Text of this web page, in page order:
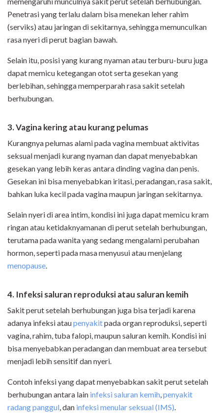
Penetrasi yang terlalu dalam bisa menekan leher rahim
(serviks) atau jaringan di sekitarnya, sehingga memunculkan
rasa nyeri di perut bagian bawah.
Selain itu, posisi yang kurang nyaman atau terburu-buru juga
dapat memicu ketegangan otot serta gesekan yang
berlebihan, sehingga memperparah rasa sakit setelah
berhubungan.
3. Vagina kering atau kurang pelumas
Kurangnya pelumas alami pada vagina membuat aktivitas
seksual menjadi kurang nyaman dan dapat menyebabkan
gesekan yang lebih keras antara dinding vagina dan penis.
Gesekan ini bisa menyebabkan iritasi, peradangan, rasa sakit,
bahkan luka kecil pada vagina maupun jaringan sekitarnya.
Selain nyeri di area intim, kondisi ini juga dapat memicu kram
ringan atau ketidaknyamanan di perut setelah berhubungan,
terutama pada wanita yang sedang mengalami perubahan
hormon, seperti pada masa menyusui atau menjelang
menopause.
4. Infeksi saluran reproduksi atau saluran kemih
Sakit perut setelah berhubungan juga bisa terjadi karena
adanya infeksi ataupenyakitpada organ reproduksi, seperti
vagina, rahim, tuba falopi, maupun saluran kemih. Kondisi ini
bisa menyebabkan peradangan dan membuat area tersebut
menjadi lebih sensitif dan nyeri.
Contoh infeksi yang dapat menyebabkan sakit perut setelah
berhubungan antara lain infeksi saluran kemih,penyakit
radang panggul, dan infeksi menular seksual (IMS).